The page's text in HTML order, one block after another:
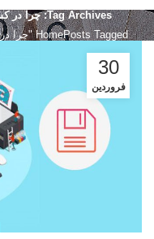
Tag Archives: چرا در کسب و کار اینترنتی شکست معنا ندارد؟
HomePosts Tagged "چرا در کسب و کار اینترنتی شکست معنا ندارد؟"
30
فروردین